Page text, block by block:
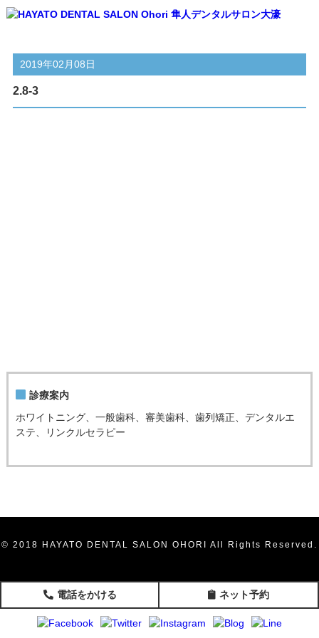
電話をかける ネット予約
2019年02月08日
2.8-3
診療案内
ホワイトニング、一般歯科、審美歯科、歯列矯正、デンタルエ
ステ、リンクルセラピー
© 2018 HAYATO DENTAL SALON OHORI All Rights Reserved.